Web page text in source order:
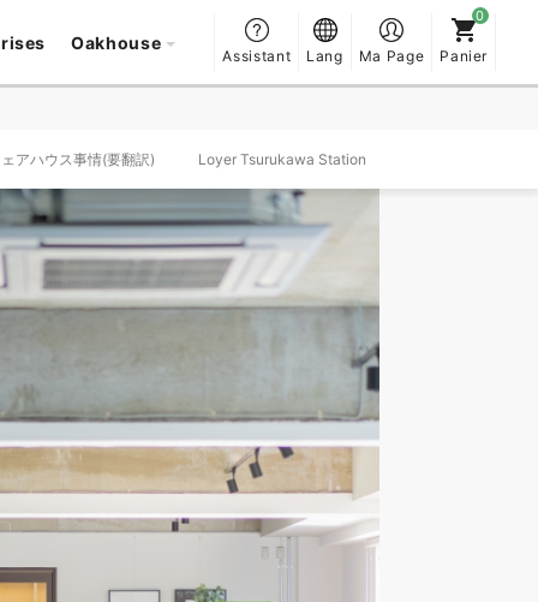
Oakhouse
Assistant Lang Ma Page Panier
アハウス事情(要翻訳) Loyer Tsurukawa Station